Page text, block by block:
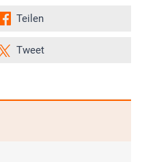
Teilen
Tweet